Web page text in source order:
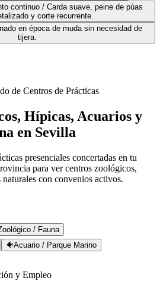
continuo / Carda suave, peine de púas
y corte recurrente.
en época de muda sin necesidad de
tijera.
de Centros de Prácticas
Hípicas, Acuarios y
en Sevilla
presenciales concertadas en tu
para ver centros zoológicos,
con convenios activos.
/ Fauna
🐠Acuario / Parque Marino
y Empleo